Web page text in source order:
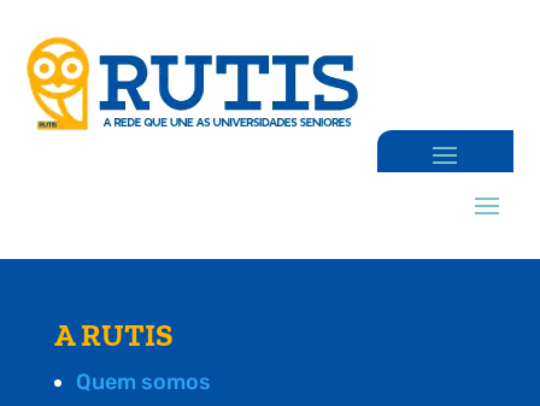
A RUTIS
Quem somos